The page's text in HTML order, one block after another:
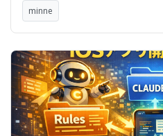
minne